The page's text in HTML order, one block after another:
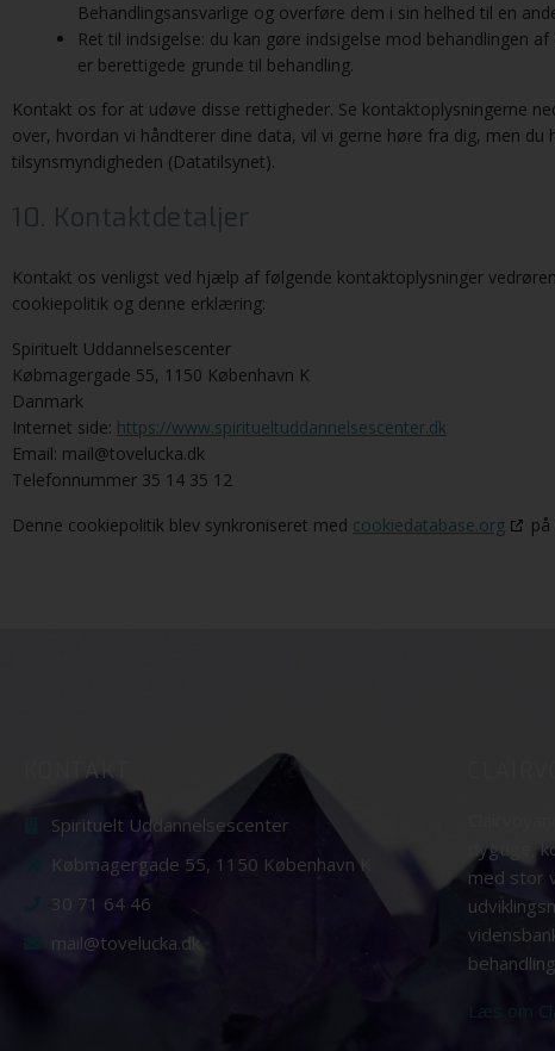
Behandlingsansvarlige og overføre dem i sin helhed til en
Ret til indsigelse: du kan gøre indsigelse mod behandlingen
er berettigede grunde til behandling.
Kontakt os for at udøve disse rettigheder. Se kontaktoplysningerne
over, hvordan vi håndterer dine data, vil vi gerne høre fra dig, men du
tilsynsmyndigheden (Datatilsynet).
10. Kontaktdetaljer
Kontakt os venligst ved hjælp af følgende kontaktoplysninger
cookiepolitik og denne erklæring:
Spirituelt Uddannelsescenter
Købmagergade 55, 1150 København K
Danmark
Internet side: https://www.spiritueltuddannelsescenter.dk
Email: mail@tovelucka.dk
Telefonnummer 35 14 35 12
Denne cookiepolitik blev synkroniseret med cookiedatabase.org på
KONTAKT
Spirituelt Uddannelsescenter
Købmagergade 55, 1150 København K
30 71 64 46
mail@tovelucka.dk
dygtige,
med stor
Læs om